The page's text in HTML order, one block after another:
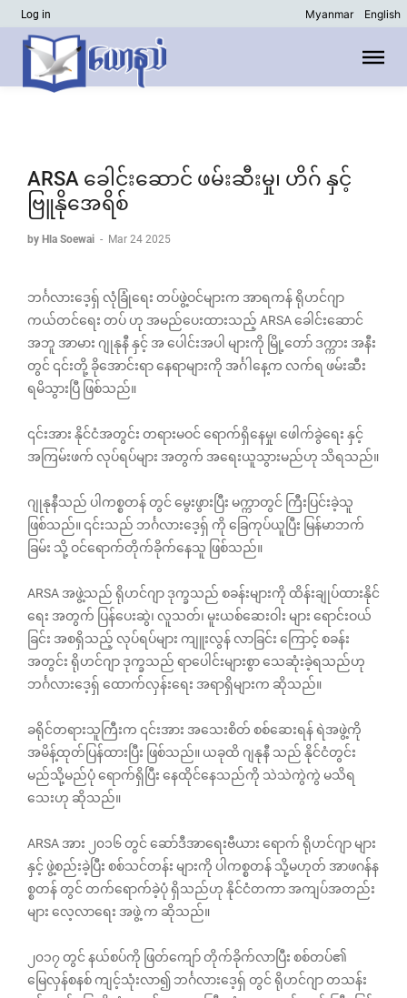
Log in Myanmar English
ARSA ခေါင်းဆောင် ဖမ်းဆီးမှု၊ ဟိဂ် နှင့်
ဗြူနိုအေရိစ်
by Hla Soewai - Mar 24 2025
ဘင်္ဂလားဒေ့ရှ် လုံခြုံရေး တပ်ဖွဲ့ဝင်များက အာရကန် ရိုဟင်ဂျာ
ကယ်တင်ရေး တပ် ဟု အမည်ပေးထားသည့် ARSA ခေါင်းဆောင်
အဘူ အာမား ဂျုနုနီ နှင့် အ‌ ပေါင်းအပါ များကို မြို့တော် ဒက္ကား အနီး
တွင် ၎င်းတို့ ခိုအောင်းရာ နေရာများကို အင်္ဂါနေ့က လက်ရ ဖမ်းဆီး
ရမိသွားပြီ ဖြစ်သည်။
၎င်းအား နိုင်ငံအတွင်း တရားမဝင် ရောက်ရှိနေမှု၊ ဖေါက်ခွဲရေး နှင့်
အကြမ်းဖက် လုပ်ရပ်များ အတွက် အရေးယူသွားမည်ဟု သိရသည်။
ဂျုနုနီသည် ပါကစ္စတန် တွင် မွေးဖွားပြီး မက္ကာတွင် ကြီးပြင်းခဲ့သူ
ဖြစ်သည်။ ၎င်းသည် ဘင်္ဂလား‌ဒေ့ရှ် ကို ခြေကုပ်ယူပြီး မြန်မာဘက်
ခြမ်း သို့ ဝင်ရောက်တိုက်ခိုက်နေသူ ဖြစ်သည်။
ARSA အဖွဲ့သည် ရိုဟင်ဂျာ ဒုက္ခသည် စခန်းများကို ထိန်းချုပ်ထားနိုင်
ရေး အတွက် ပြန်ပေးဆွဲ၊ လူသတ်၊ မူးယစ်ဆေးဝါး များ ရောင်းဝယ်
ခြင်း အစရှိသည့် လုပ်ရပ်များ ကျူးလွန် လာခြင်း ကြောင့် စခန်း
အတွင်း ရိုဟင်ဂျာ ဒုက္ခသည် ရာပေါင်းများစွာ သေဆုံးခဲ့ရသည်ဟု
ဘင်္ဂလား‌ဒေ့ရှ် ထောက်လှန်းရေး အရာရှိများက ဆိုသည်။
ခရိုင်တရားသူကြီးက ၎င်းအား အသေးစိတ် စစ်ဆေးရန် ရဲအဖွဲ့ကို
အမိန့်ထုတ်ပြန်ထားပြီး ဖြစ်သည်။ ယခုထိ ဂျနုနီ သည် နိုင်ငံတွင်း
မည်သို့မည်ပုံ ရောက်ရှိပြီး နေထိုင်နေသည်ကို သဲသဲကွဲကွဲ မသိရ
သေးဟု ဆိုသည်။
ARSA အား ၂၀၁၆ တွင် ဆော်ဒီအာရေးဗီယား ရောက် ရိုဟင်ဂျာ များ
နှင့် ဖွဲ့စည်းခဲ့ပြီး စစ်သင်တန်း များကို ပါကစ္စတန် သို့မဟုတ် အာဖဂန်န
စ္စတန် တွင် တက်ရောက်ခဲ့ပုံ ရှိသည်ဟု နိုင်ငံတကာ အကျပ်အတည်း
များ လေ့လာရေး အဖွဲ့ က ဆိုသည်။
၂၀၁၇ တွင် နယ်စပ်ကို ဖြတ်ကျော် တိုက်ခိုက်လာပြီး စစ်တပ်၏
မြေလှန်စနစ် ကျင့်သုံးလာ၍ ဘင်္ဂလားဒေ့ရှ် တွင် ရိုဟင်ဂျာ တသန်း